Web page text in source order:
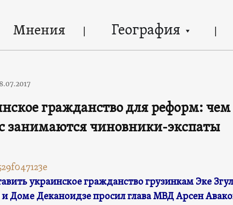
Мнения География
гражданство для реформ: чем
занимаются чиновники-экспаты
украинское гражданство грузинкам Эке
и Доме Деканоидзе просил глава МВД Арсен